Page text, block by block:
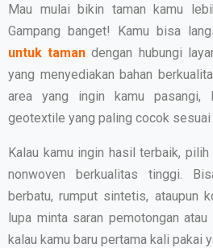
Mau mulai bikin taman kamu
Gampang banget! Kamu bisa
untuk taman dengan hubungi
yang menyediakan bahan
area yang ingin kamu pasangi,
geotextile yang paling cocok sesuai
Kalau kamu ingin hasil terbaik,
nonwoven berkualitas tinggi.
berbatu, rumput sintetis, ataupun
lupa minta saran pemotongan
kalau kamu baru pertama kali pakai